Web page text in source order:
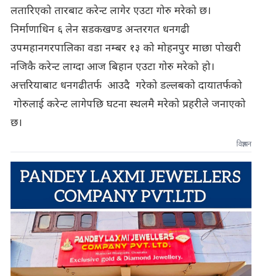
लतारिएको तारबाट करेन्ट लागेर एउटा गोरु मरेको छ।
निर्माणाधिन ६ लेन सडकखण्ड अन्तरगत धनगढी
उपमहानगरपालिका वडा नम्बर १३ को मोहनपुर माछा पोखरी
नजिकै करेन्ट लाग्दा आज बिहान एउटा गोरु मरेको हो।
अत्तरियाबाट धनगढीतर्फ आउदै गरेको डल्लबको दायातर्फको
गोरुलाई करेन्ट लागेपछि घटना स्थलमै मरेको प्रहरीले जनाएको
छ।
विज्ञापन